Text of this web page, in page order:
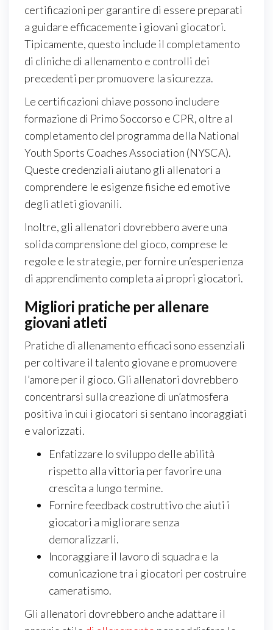
certificazioni per garantire di essere preparati
a guidare efficacemente i giovani giocatori.
Tipicamente, questo include il completamento
di cliniche di allenamento e controlli dei
precedenti per promuovere la sicurezza.
Le certificazioni chiave possono includere
formazione di Primo Soccorso e CPR, oltre al
completamento del programma della National
Youth Sports Coaches Association (NYSCA).
Queste credenziali aiutano gli allenatori a
comprendere le esigenze fisiche ed emotive
degli atleti giovanili.
Inoltre, gli allenatori dovrebbero avere una
solida comprensione del gioco, comprese le
regole e le strategie, per fornire un’esperienza
di apprendimento completa ai propri giocatori.
Migliori pratiche per allenare
giovani atleti
Pratiche di allenamento efficaci sono essenziali
per coltivare il talento giovane e promuovere
l’amore per il gioco. Gli allenatori dovrebbero
concentrarsi sulla creazione di un’atmosfera
positiva in cui i giocatori si sentano incoraggiati
e valorizzati.
Enfatizzare lo sviluppo delle abilità
rispetto alla vittoria per favorire una
crescita a lungo termine.
Fornire feedback costruttivo che aiuti i
giocatori a migliorare senza
demoralizzarli.
Incoraggiare il lavoro di squadra e la
comunicazione tra i giocatori per costruire
cameratismo.
Gli allenatori dovrebbero anche adattare il